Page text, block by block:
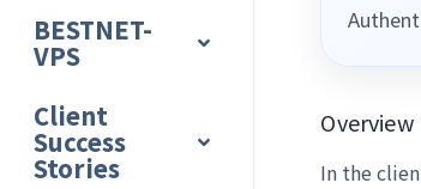
BESTNET-
VPS
Client
Success
Stories
Overview
In the